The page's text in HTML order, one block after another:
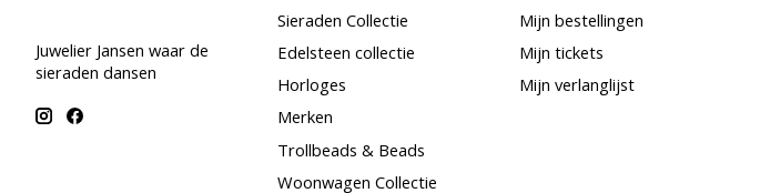
Juwelier Jansen waar de
sieraden dansen
Sieraden Collectie
Edelsteen collectie
Horloges
Merken
Trollbeads & Beads
Woonwagen Collectie
Mijn bestellingen
Mijn tickets
Mijn verlanglijst